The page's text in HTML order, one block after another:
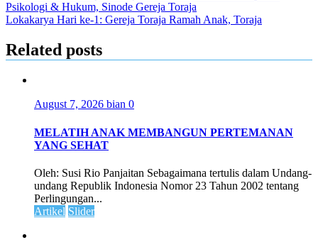
Psikologi & Hukum, Sinode Gereja Toraja
Lokakarya Hari ke-1: Gereja Toraja Ramah Anak, Toraja
Related posts
August 7, 2026 bian 0
MELATIH ANAK MEMBANGUN PERTEMANAN
YANG SEHAT
Oleh: Susi Rio Panjaitan Sebagaimana tertulis dalam Undang-
undang Republik Indonesia Nomor 23 Tahun 2002 tentang
Perlingungan...
Artikel Slider